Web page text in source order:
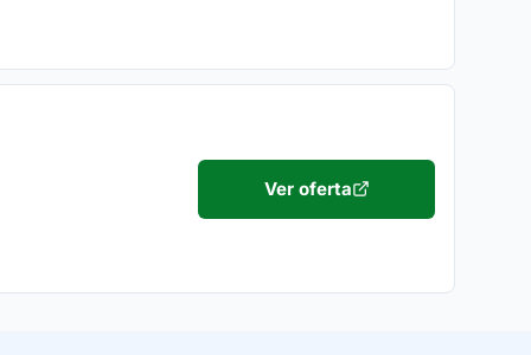
Ver oferta